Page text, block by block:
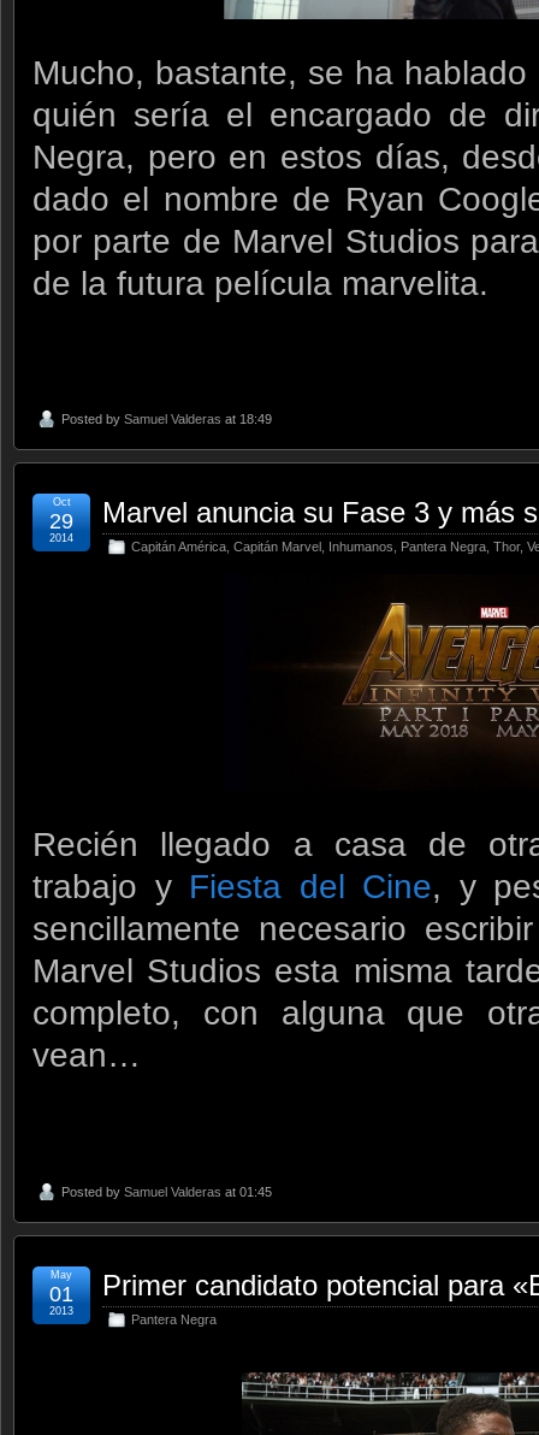
Mucho, bastante, se ha
quién sería el encargado de
Negra, pero en estos días,
dado el nombre de Ryan
por parte de Marvel Studios
de la futura película marvelita.
Posted by Samuel Valderas at 18:49
Marvel anuncia su Fase 3 y más
Capitán América, Capitán Marvel , Inhumanos, Pantera Negra, Thor,
Oct
29
2014
Recién llegado a casa de
trabajo y Fiesta del Cine, y
sencillamente necesario
Marvel Studios esta misma
completo, con alguna que
vean…
Posted by Samuel Valderas at 01:45
Primer candidato potencial para
Pantera Negra
May
01
2013